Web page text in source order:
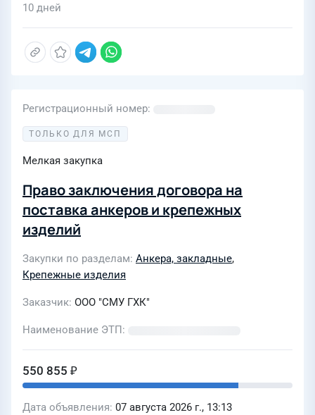
10 дней
Регистрационный номер
ТОЛЬКО ДЛЯ МСП
Мелкая закупка
Право заключения договора на
поставка анкеров и крепежных
изделий
Закупки по разделам Анкера, закладные,
Крепежные изделия
Заказчик ООО "СМУ ГХК"
Наименование ЭТП
550 855 ₽
Дата объявления 07 августа 2026 г., 13:13